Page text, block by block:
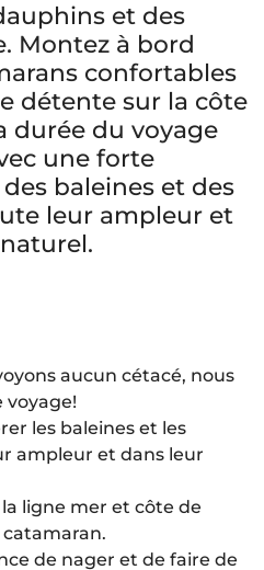
et des
Montez à bord
confortables
détente sur la côte
durée du voyage
une forte
baleines et des
leur ampleur et
aucun cétacé, nous
voyage!
les baleines et les
ampleur et dans leur
ligne mer et côte de
de nager et de faire de